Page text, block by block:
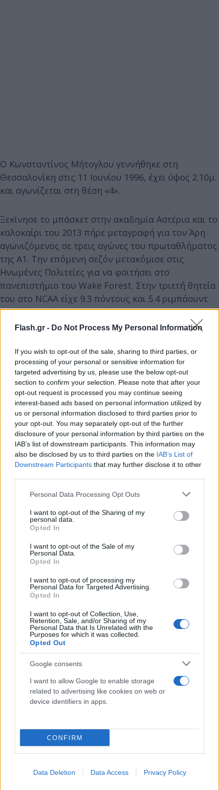
Flash.gr - Do Not Process My Personal Information
If you wish to opt-out of the sale, sharing to third parties, or
processing of your personal or sensitive information for
targeted advertising by us, please use the below opt-out
section to confirm your selection. Please note that after your
opt-out request is processed you may continue seeing
interest-based ads based on personal information utilized by
us or personal information disclosed to third parties prior to
your opt-out. You may separately opt-out of the further
disclosure of your personal information by third parties on the
IAB’s list of downstream participants. This information may
also be disclosed by us to third parties on the IAB’s List of
Downstream Participants that may further disclose it to other
Please note that this website/app uses one or more Google
not limited to your visit or usage behaviour. You may click to
grant or deny consent to Google and its third-party tags to
use your data for below specified purposes in below Google
consent section.
Personal Data Processing Opt Outs
I want to opt-out of the Sharing of my
personal data.
Opted In
I want to opt-out of the Sale of my
Personal Data.
Opted In
I want to opt-out of processing my
Personal Data for Targeted Advertising.
Opted In
I want to opt-out of Collection, Use,
Retention, Sale, and/or Sharing of my
Personal Data that Is Unrelated with the
Purposes for which it was collected.
Opted Out
Google consents
I want to allow Google to enable storage
related to advertising like cookies on web or
device identifiers in apps.
CONFIRM
Data Deletion Data Access Privacy Policy
Ο Κωνσταντίνος Μήτογλου γεννήθηκε στη
Θεσσαλονίκη στις 11 Ιουνίου 1996, έχει ύψος 2.10μ.
και αγωνίζεται στη θέση «4».
Ξεκίνησε το μπάσκετ στην ακαδημία Αστέρια και το
καλοκαίρι του 2013 πήρε μεταγραφή για τον Άρη
αγωνιζόμενος σε τρεις αγώνες του πρωταθλήματος
της Α1. Την επόμενη σεζόν μετακόμισε στις
Ηνωμένες Πολιτείες για να φοιτήσει στο
πανεπιστήμιο του Wake Forest. Στην τριετή θητεία
του στο NCAA είχε 9.3 πόντους και 5.4 ριμπάουντ
κατά μέσο όρο ανά παιχνίδι.
Το 2017 υπέγραψε στον Παναθηναϊκό όπου και
παρέμεινε ως το 2021, κατακτώντας τέσσερα
Πρωταθλήματα (2018, 2019, 2020, 2021) και δύο
Κύπελλα Ελλάδας (2019, 2021).
τελευταία του (2020-2021) όπου μέτρησε 9.8
πόντους, 5.8 ριμπάουντ και 1.2 ασίστ κατά μέσο
Euroleague είχε 9.3 πόντους και 5.4 ριμπάουντ σε